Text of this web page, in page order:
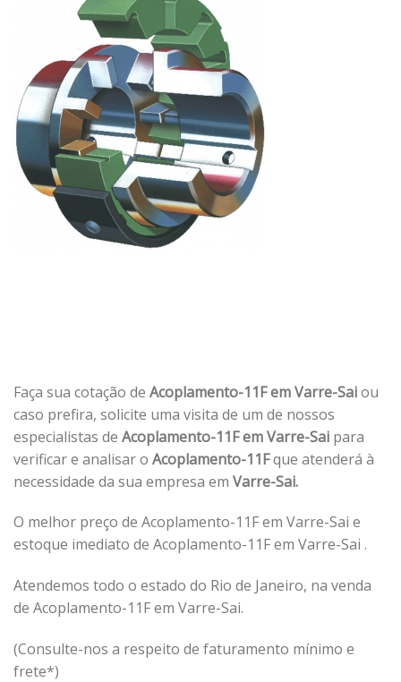
Faça sua cotação de Acoplamento-11F em Varre-Saiou
caso prefira, solicite uma visita de um de nossos
especialistas de Acoplamento-11F em Varre-Sai para
verificar e analisar o Acoplamento-11Fque atenderá à
necessidade da sua empresa em Varre-Sai.
O melhor preço de Acoplamento-11F em Varre-Sai e
estoque imediato de Acoplamento-11F em Varre-Sai .
Atendemos todo o estado do Rio de Janeiro, na venda
de Acoplamento-11F em Varre-Sai.
(Consulte-nos a respeito de faturamento mínimo e
frete*)